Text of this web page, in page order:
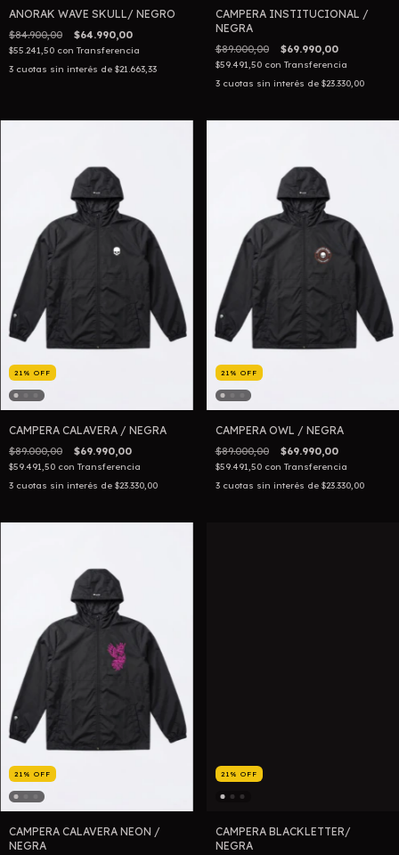
ANORAK WAVE SKULL/ NEGRO
$84.900,00 $64.990,00
$55.241,50 con Transferencia
3 cuotas sin interés de $21.663,33
CAMPERA INSTITUCIONAL /
NEGRA
$89.000,00 $69.990,00
$59.491,50 con Transferencia
3 cuotas sin interés de $23.330,00
21 % OFF
CAMPERA CALAVERA / NEGRA
$89.000,00 $69.990,00
$59.491,50 con Transferencia
3 cuotas sin interés de $23.330,00
21 % OFF
CAMPERA OWL / NEGRA
$89.000,00 $69.990,00
$59.491,50 con Transferencia
3 cuotas sin interés de $23.330,00
21 % OFF
CAMPERA CALAVERA NEON /
NEGRA
21 % OFF
CAMPERA BLACKLETTER/
NEGRA